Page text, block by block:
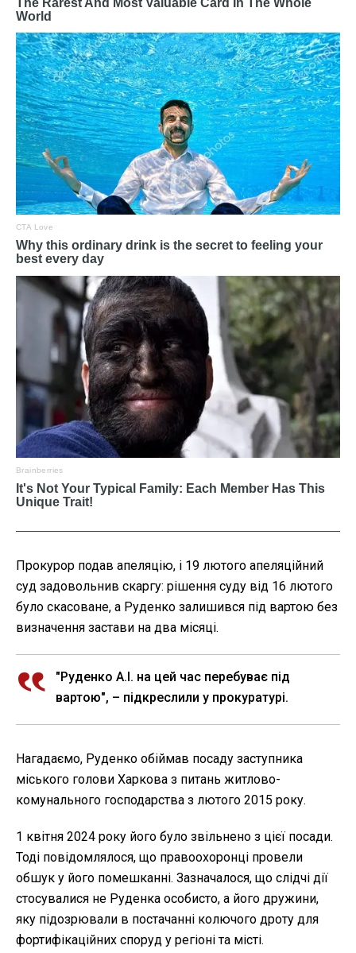
Прокурор подав апеляцію, і 19 лютого апеляційний
суд задовольнив скаргу: рішення суду від 16 лютого
було скасоване, а Руденко залишився під вартою без
визначення застави на два місяці.
"Руденко А.І. на цей час перебуває під
вартою", – підкреслили у прокуратурі.
Нагадаємо, Руденко обіймав посаду заступника
міського голови Харкова з питань житлово-
комунального господарства з лютого 2015 року.
1 квітня 2024 року його було звільнено з цієї посади.
Тоді повідомлялося, що правоохоронці провели
обшук у його помешканні. Зазначалося, що слідчі дії
стосувалися не Руденка особисто, а його дружини,
яку підозрювали в постачанні колючого дроту для
фортифікаційних споруд у регіоні та місті.